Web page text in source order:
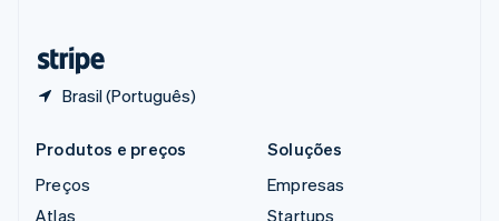
Brasil (Português)
Produtos e preços
Preços
Atlas
Soluções
Empresas
Startups